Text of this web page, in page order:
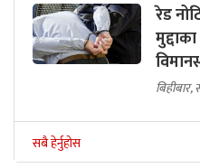
रेड
सबै हेर्नुहोस